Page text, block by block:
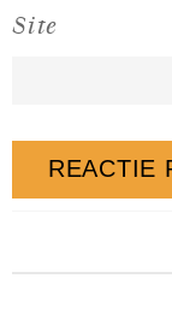
Site